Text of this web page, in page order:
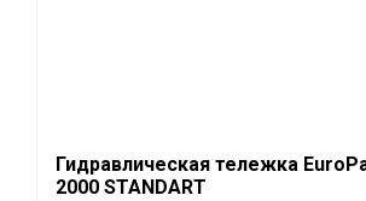
Гидравлическая тележка
2000 STANDART